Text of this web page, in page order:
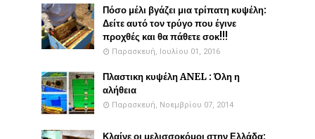
Πόσο μέλι βγάζει μια τρίπατη κυψέλη:
Δείτε αυτό τον τρύγο που έγινε
προχθές και θα πάθετε σοκ!!!
Παρασκευή, Ιουλίου 01, 2016
Πλαστικη κυψέλη ANEL : Όλη η
αλήθεια
Παρασκευή, Νοεμβρίου 07, 2014
Κλαίνε οι μελισσοκόμοι στην Ελλάδα: